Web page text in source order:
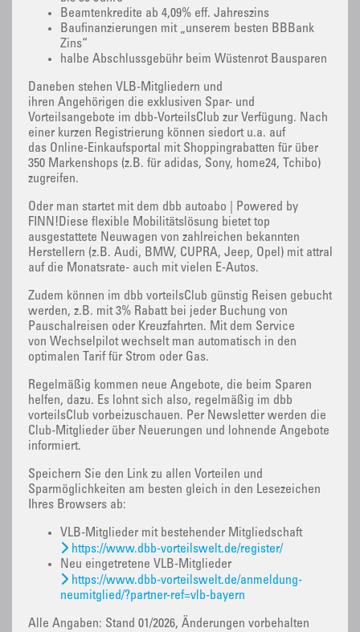
Beamtenkredite ab 4,09% eff. Jahreszins
Baufinanzierungen mit „unserem besten BBBank
Zins“
halbe Abschlussgebühr beim Wüstenrot Bausparen
Daneben stehen VLB-Mitgliedern und
ihren Angehörigen die exklusiven Spar- und
Vorteilsangebote im dbb-VorteilsClub zur Verfügung. Nach
einer kurzen Registrierung können siedort u.a. auf
das Online-Einkaufsportal mit Shoppingrabatten für über
350 Markenshops (z.B. für adidas, Sony, home24, Tchibo)
zugreifen.
Oder man startet mit dem dbb autoabo | Powered by
FINN!Diese flexible Mobilitätslösung bietet top
ausgestattete Neuwagen von zahlreichen bekannten
Herstellern (z.B. Audi, BMW, CUPRA, Jeep, Opel) mit
auf die Monatsrate- auch mit vielen E-Autos.
Zudem können im dbb vorteilsClub günstig Reisen gebucht
werden, z.B. mit 3% Rabatt bei jeder Buchung von
Pauschalreisen oder Kreuzfahrten. Mit dem Service
von Wechselpilot wechselt man automatisch in den
optimalen Tarif für Strom oder Gas.
Regelmäßig kommen neue Angebote, die beim Sparen
helfen, dazu. Es lohnt sich also, regelmäßig im dbb
vorteilsClub vorbeizuschauen. Per Newsletter werden die
Club-Mitglieder über Neuerungen und lohnende Angebote
informiert.
Speichern Sie den Link zu allen Vorteilen und
Sparmöglichkeiten am besten gleich in den Lesezeichen
Ihres Browsers ab:
VLB-Mitglieder mit bestehender Mitgliedschaft
https://www.dbb-vorteilswelt.de/register/
Neu eingetretene VLB-Mitglieder
https://www.dbb-vorteilswelt.de/anmeldung-
neumitglied/?partner-ref=vlb-bayern
Alle Angaben: Stand 01/2026, Änderungen vorbehalten